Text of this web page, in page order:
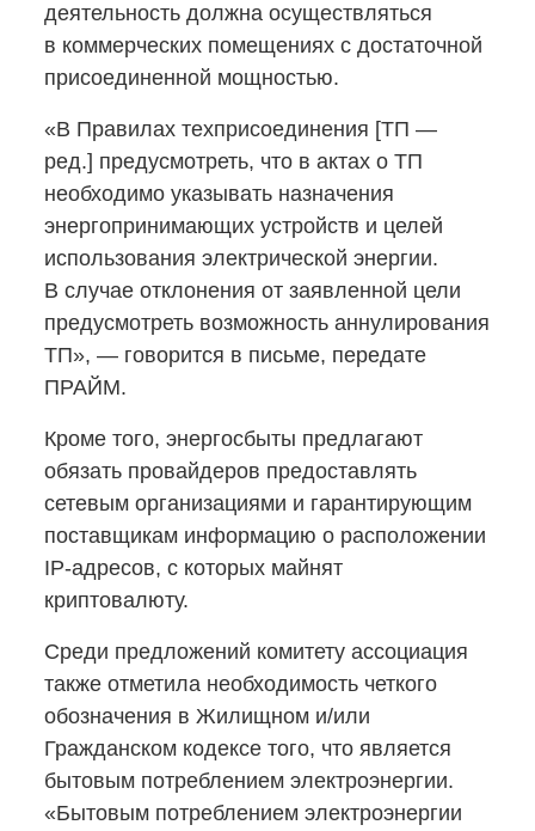
деятельность должна осуществляться
в коммерческих помещениях с достаточной
присоединенной мощностью.
«В Правилах техприсоединения [ТП —
ред.] предусмотреть, что в актах о ТП
необходимо указывать назначения
энергопринимающих устройств и целей
использования электрической энергии.
В случае отклонения от заявленной цели
предусмотреть возможность аннулирования
ТП», — говорится в письме, передате
ПРАЙМ.
Кроме того, энергосбыты предлагают
обязать провайдеров предоставлять
сетевым организациями и гарантирующим
поставщикам информацию о расположении
IP-адресов, с которых майнят
криптовалюту.
Среди предложений комитету ассоциация
также отметила необходимость четкого
обозначения в Жилищном и/или
Гражданском кодексе того, что является
бытовым потреблением электроэнергии.
«Бытовым потреблением электроэнергии